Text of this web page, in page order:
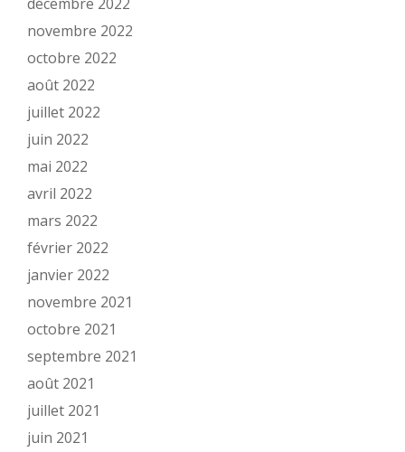
novembre 2022
octobre 2022
août 2022
juillet 2022
juin 2022
mai 2022
avril 2022
mars 2022
février 2022
janvier 2022
novembre 2021
octobre 2021
septembre 2021
août 2021
juillet 2021
juin 2021